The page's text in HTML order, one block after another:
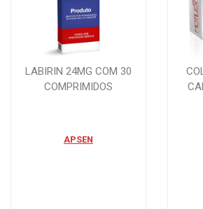
LABIRIN 24MG COM 30
COMPRIMIDOS
APSEN